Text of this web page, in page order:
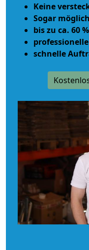
Keine
Sogar
bis zu ca. 60
schnelle